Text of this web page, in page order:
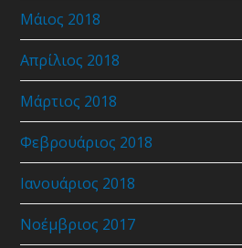
Μάιος 2018
Απρίλιος 2018
Μάρτιος 2018
Φεβρουάριος 2018
Ιανουάριος 2018
Νοέμβριος 2017